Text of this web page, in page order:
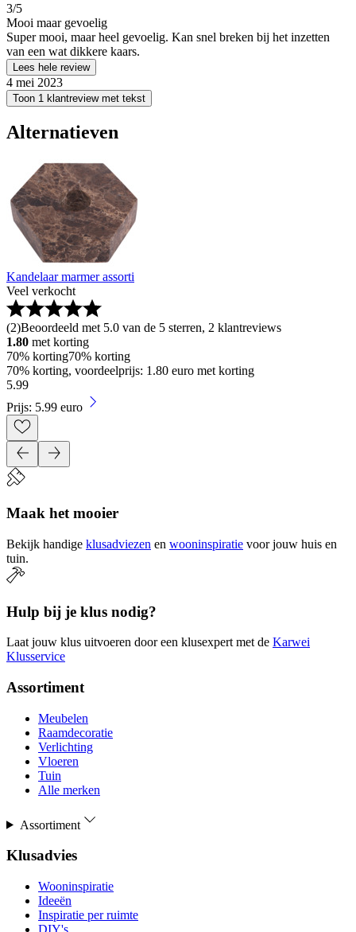
3/5
Mooi maar gevoelig
Super mooi, maar heel gevoelig. Kan snel breken bij het inzetten
van een wat dikkere kaars.
Lees hele review
4 mei 2023
Toon 1 klantreview met tekst
Alternatieven
Kandelaar marmer assorti
Veel verkocht
(2)Beoordeeld met 5.0 van de 5 sterren, 2 klantreviews
1.80 met korting
70% korting70% korting
70% korting, voordeelprijs: 1.80 euro met korting
5.99
Prijs: 5.99 euro
Maak het mooier
Bekijk handige klusadviezen en wooninspiratie voor jouw huis en
tuin.
Hulp bij je klus nodig?
Laat jouw klus uitvoeren door een klusexpert met de Karwei
Klusservice
Assortiment
Meubelen
Raamdecoratie
Verlichting
Vloeren
Tuin
Alle merken
Assortiment
Klusadvies
Wooninspiratie
Ideeën
Inspiratie per ruimte